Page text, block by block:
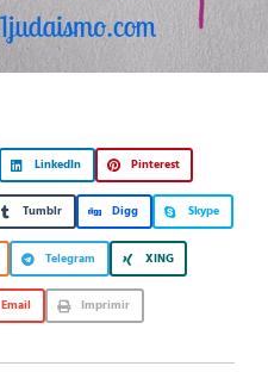
LinkedIn Pinterest
Tumblr Digg Skype
Telegram XING
Email Imprimir